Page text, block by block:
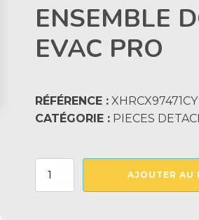
ENSEMBLE
EVAC PRO
RÉFÉRENCE : XHRCX97471CY
CATÉGORIE : PIECES
quantité
AJOUTER AU